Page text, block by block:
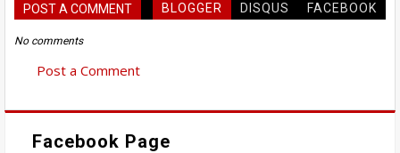
POST A COMMENT BLOGGER DISQUS FACEBOOK
No comments
Post a Comment
Facebook Page